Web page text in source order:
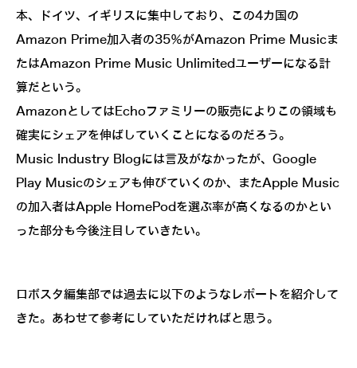
本、ドイツ、イギリスに集中しており、この4カ国の
Amazon Prime加入者の35％がAmazon Prime Musicま
たはAmazon Prime Music Unlimitedユーザーになる計
算だという。
AmazonとしてはEchoファミリーの販売によりこの領域も
確実にシェアを伸ばしていくことになるのだろう。
Music Industry Blogには言及がなかったが、Google
Play Musicのシェアも伸びていくのか、またApple Music
の加入者はApple HomePodを選ぶ率が高くなるのかとい
った部分も今後注目していきたい。
ロボスタ編集部では過去に以下のようなレポートを紹介して
きた。あわせて参考にしていただければと思う。